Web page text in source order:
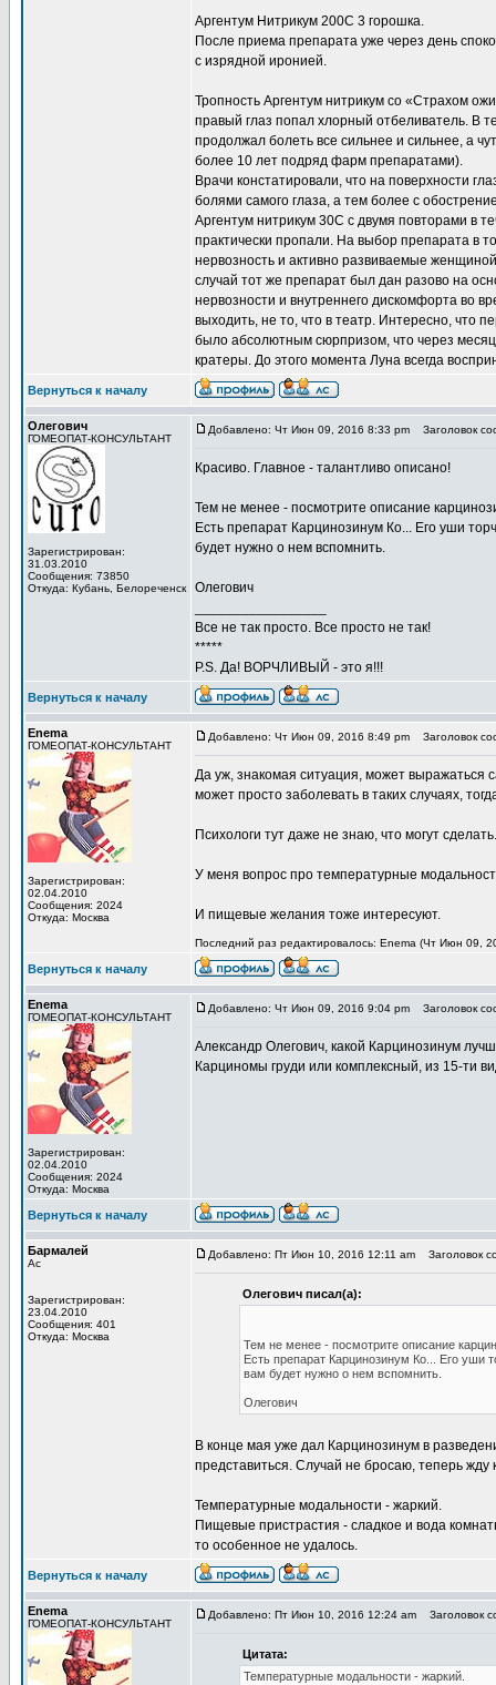
Аргентум Нитрикум 200С 3 горошка.
После приема препарата уже через день
с изрядной иронией.
Тропность Аргентум нитрикум со «Страхом
правый глаз попал хлорный отбеливатель. В
продолжал болеть все сильнее и сильнее, а
более 10 лет подряд фарм препаратами).
Врачи констатировали, что на поверхности
болями самого глаза, а тем более с
Аргентум нитрикум 30С с двумя повторами в
практически пропали. На выбор препарата в
нервозность и активно развиваемые
случай тот же препарат был дан разово на
нервозности и внутреннего дискомфорта во
выходить, не то, что в театр. Интересно, что
было абсолютным сюрпризом, что через
кратеры. До этого момента Луна всегда
Вернуться к началу
Олегович
ГОМЕОПАТ-КОНСУЛЬТАНТ
Зарегистрирован:
31.03.2010
Сообщения: 73850
Откуда: Кубань, Белореченск
Добавлено: Чт Июн 09, 2016 8:33 pm Заголовок
Красиво. Главное - талантливо описано!
Тем не менее - посмотрите описание
Есть препарат Карцинозинум Ко... Его уши
будет нужно о нем вспомнить.
Олегович
Все не так просто. Все просто не так!
*****
P.S. Да! ВОРЧЛИВЫЙ - это я!!!
Вернуться к началу
Enema
ГОМЕОПАТ-КОНСУЛЬТАНТ
Зарегистрирован:
02.04.2010
Сообщения: 2024
Откуда: Москва
Добавлено: Чт Июн 09, 2016 8:49 pm Заголовок
Да уж, знакомая ситуация, может
может просто заболевать в таких случаях,
Психологи тут даже не знаю, что могут
У меня вопрос про температурные
И пищевые желания тоже интересуют.
Последний раз редактировалось: Enema (Чт Июн 09,
Вернуться к началу
Enema
ГОМЕОПАТ-КОНСУЛЬТАНТ
Зарегистрирован:
02.04.2010
Сообщения: 2024
Откуда: Москва
Добавлено: Чт Июн 09, 2016 9:04 pm Заголовок
Александр Олегович, какой Карцинозинум
Карциномы груди или комплексный, из 15-ти
Вернуться к началу
Бармалей
Ас
Зарегистрирован:
23.04.2010
Сообщения: 401
Откуда: Москва
Добавлено: Пт Июн 10, 2016 12:11 am Заголовок
Олегович писал(а):
Тем не менее - посмотрите описание
Есть препарат Карцинозинум Ко... Его уши
вам будет нужно о нем вспомнить.
Олегович
В конце мая уже дал Карцинозинум в
представиться. Случай не бросаю, теперь жду
Температурные модальности - жаркий.
Пищевые пристрастия - сладкое и вода
то особенное не удалось.
Вернуться к началу
Enema
ГОМЕОПАТ-КОНСУЛЬТАНТ
Добавлено: Пт Июн 10, 2016 12:24 am Заголовок
Цитата:
Температурные модальности - жаркий.